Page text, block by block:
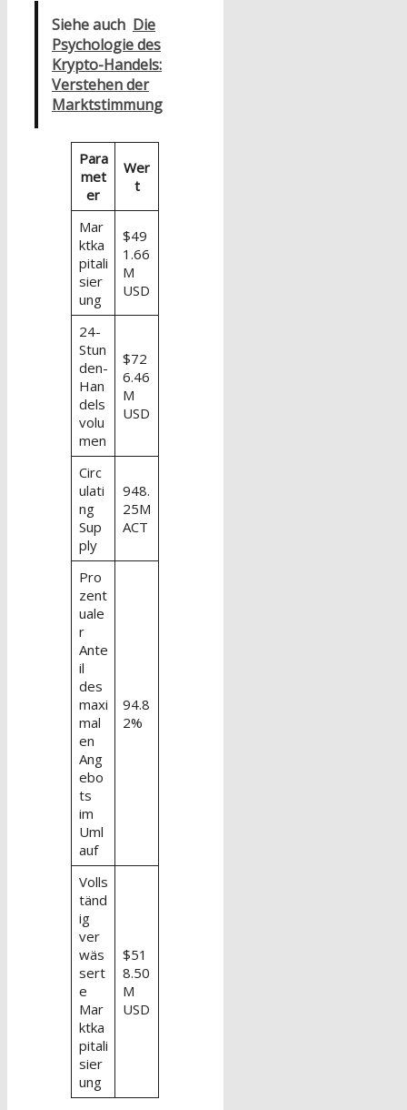
Siehe auch Die
Psychologie des
Krypto-Handels:
Verstehen der
Marktstimmung
Para
met
er
Wer
t
Mar
ktka
pitali
sier
ung
$49
1.66
M
USD
24-
Stun
den-
Han
dels
volu
men
$72
6.46
M
USD
Circ
ulati
ng
Sup
ply
948.
25M
ACT
Pro
zent
uale
r
Ante
il
des
maxi
mal
en
Ang
ebo
ts
im
Uml
auf
94.8
2%
Volls
tänd
ig
ver
wäs
sert
e
Mar
ktka
pitali
sier
ung
$51
8.50
M
USD